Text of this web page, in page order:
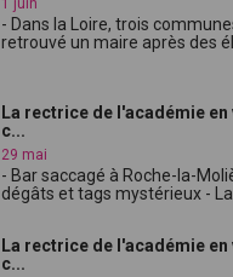
- Dans la Loire, trois
retrouvé un maire après des
La rectrice de l'académie en
c...
29 mai
- Bar saccagé à Roche-la-
dégâts et tags mystérieux - La
La rectrice de l'académie en
c...